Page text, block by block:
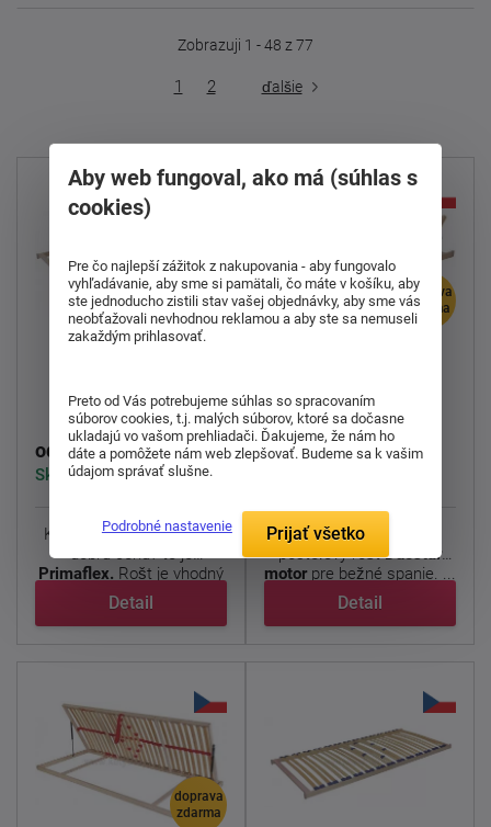
Zobrazuji 1 - 48 z 77
2
1 ďalšie
doprava
zdarma
Primaflex
od 76,00 €
Skladom > 5 ks
Kvalitný lamelový rošt za
dobrú cenu? to je
Primaflex. Rošt je vhodný
...
Detail
doprava
zdarma
lamelový rošt
Duostar Motor
od349,00 €
Praktický a pohodlný
posteľový roštDuostar
motorpre bežné spanie. ...
Detail
doprava
zdarma
Aby web fungoval, ako má (súhlas s
cookies)
Pre čo najlepší zážitok z nakupovania - aby fungovalo
vyhľadávanie, aby sme si pamätali, čo máte v košíku, aby
ste jednoducho zistili stav vašej objednávky, aby sme vás
neobťažovali nevhodnou reklamou a aby ste sa nemuseli
zakaždým prihlasovať.
Preto od Vás potrebujeme súhlas so spracovaním
súborov cookies, t.j. malých súborov, ktoré sa dočasne
ukladajú vo vašom prehliadači. Ďakujeme, že nám ho
dáte a pomôžete nám web zlepšovať. Budeme sa k vašim
údajom správať slušne.
Podrobné nastavenie Prijať všetko